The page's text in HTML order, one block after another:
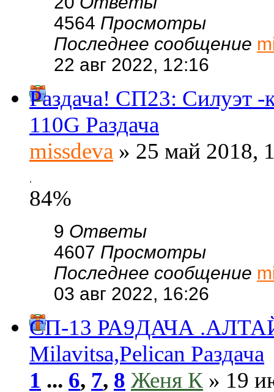
4564 Просмотры
Последнее сообщение
22 авг 2022, 12:16
Раздача! СП23: Силуэт
110G Раздача
missdeva » 25 май 2018,
.
84%
9 Ответы
4607 Просмотры
Последнее сообщение
03 авг 2022, 16:26
СП-13 РА9ДАЧА
Milavitsa,Pelican Раздача
1 ... 6, 7, 8 Женя К » 19